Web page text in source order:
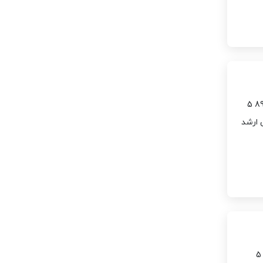
ردیف سال 1 کارشناسی ارشد 86 2 کارشناسی ارشد 87 3 کارشناسی ارشد 88 4 کارشناسی ارشد 89 5
ارشد 92 10 کارشناسی ارشد
ردیف رشته و سال 1 دکتری فلسفه 90 2 دکتری فلسفه91 3 دکتری فلسفه 92 4 دکتری فلسفه 93 5